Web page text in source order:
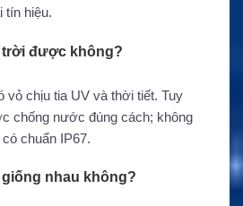
tín hiệu.
trời được không?
vỏ chịu tia UV và thời tiết. Tuy
chống nước đúng cách; không
chuẩn IP67.
giống nhau không?